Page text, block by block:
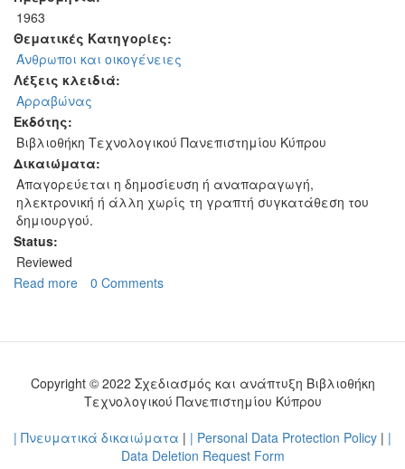
1963
Θεματικές Κατηγορίες:
Άνθρωποι και οικογένειες
Λέξεις κλειδιά:
Αρραβώνας
Εκδότης:
Βιβλιοθήκη Τεχνολογικού Πανεπιστημίου Κύπρου
Δικαιώματα:
Απαγορεύεται η δημοσίευση ή αναπαραγωγή,
ηλεκτρονική ή άλλη χωρίς τη γραπτή συγκατάθεση του
δημιουργού.
Status:
Reviewed
Read more about
0 Comments
Copyright © 2022 Σχεδιασμός και ανάπτυξη Βιβλιοθήκη
Τεχνολογικού Πανεπιστημίου Κύπρου
| Πνευματικά δικαιώματα | | Personal Data Protection Policy | |
Data Deletion Request Form